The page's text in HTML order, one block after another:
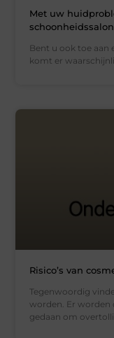
Met uw
Bent u ook toe aan
komt er
Risico’s van
Tegenwoordig
worden. Er worden
gedaan om